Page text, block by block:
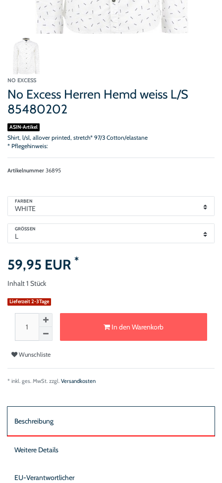
NO EXCESS
No Excess Herren Hemd weiss L/S
85480202
ASIN-Artikel
Shirt, l/sl, allover printed, stretch* 97/3 Cotton/elastane
* Pflegehinweis:
Artikelnummer 36895
FARBEN
GRÖSSEN
59,95 EUR *
Inhalt1 Stück
Lieferzeit 2-3Tage
In den Warenkorb
Wunschliste
* inkl. ges. MwSt. zzgl. Versandkosten
Beschreibung
Weitere Details
EU-Verantwortlicher